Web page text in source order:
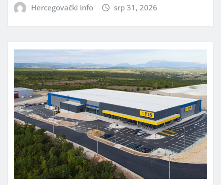
Hercegovački info srp 31, 2026